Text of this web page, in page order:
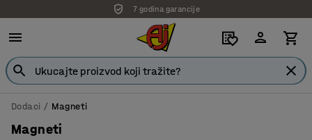
7 godina garancije
Dodaci Magneti
Magneti